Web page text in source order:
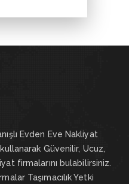
Evden Eve Nakliyat
Güvenilir, Ucuz,
firmalarını bulabilirsiniz.
Taşımacılık Yetki